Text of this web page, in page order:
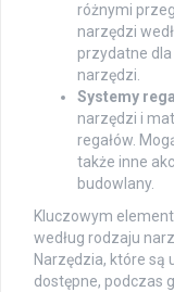
różnymi
narzędzi
przydatne
narzędzi.
Systemy
narzędzi i
regałów.
także inne
budowlany.
Kluczowym
według rodzaju
Narzędzia, które są
dostępne, podczas